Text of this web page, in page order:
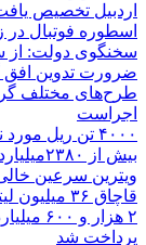
اردبیل تخصیص
اسطوره فوتبال
سخنگوی دولت: از
ضرورت تدوین
طرح‌های مختلف
اجراست
۴۰۰۰ تن ریل
بیش از ۲۳۸۰میلیارد تومان اعتبار در ۸ ماه گذشته
ویترین سرعین
قاچاق ۳۶ میلیون لیتر سوخت در مشگین‌شهر متوقف شد
۲ هزار
پرداخت شد